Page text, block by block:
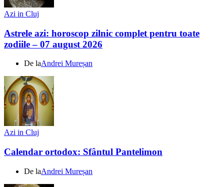
Azi in Cluj
Astrele azi: horoscop zilnic complet pentru toate
zodiile – 07 august 2026
De laAndrei Mureșan
Azi in Cluj
Calendar ortodox: Sfântul Pantelimon
De laAndrei Mureșan